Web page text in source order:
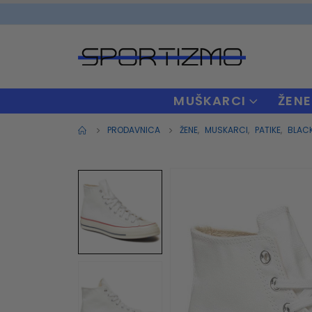
MUŠKARCI ŽENE
PRODAVNICA ŽENE, MUSKARCI, PATIKE,